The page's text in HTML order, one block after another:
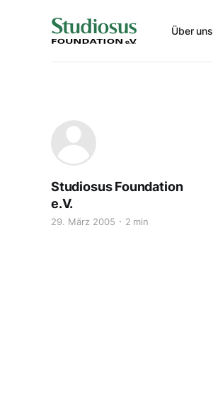
Über uns
Studiosus Foundation
e.V.
29. März 2005 2 min